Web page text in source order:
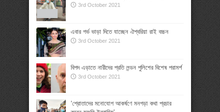
3rd October 2021
এবার গর্ভ ভাড়া দিতে যাচ্ছেন ঐশ্বরিয়া রাই বচ্চন
3rd October 2021
বিপদ এড়াতে নারীদের প্রতি লন্ডন পুলিশের বিশেষ পরামর্শ
3rd October 2021
‘শ্রোতাদের মনোযোগ আকর্ষণে মনগড়া কথা প্রচার